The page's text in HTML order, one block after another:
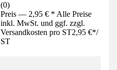
(0)
Preis — 2,95 € * Alle Preise
inkl. MwSt. und ggf. zzgl.
Versandkosten pro ST2,95 €*/
ST